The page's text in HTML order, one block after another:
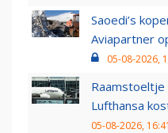
Saoedi’s
Aviapartner
05-08-2026,
Raamstoeltje
Lufthansa
05-08-2026, 16:41